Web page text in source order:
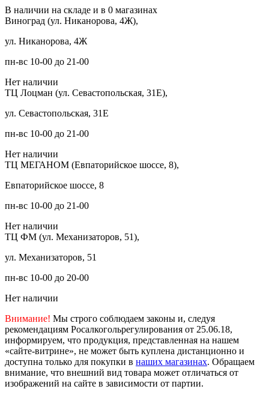
В наличии на складе и в 0 магазинах
Виноград (ул. Никанорова, 4Ж),
ул. Никанорова, 4Ж
пн-вс 10-00 до 21-00
Нет наличии
ТЦ Лоцман (ул. Севастопольская, 31Е),
ул. Севастопольская, 31Е
пн-вс 10-00 до 21-00
Нет наличии
ТЦ МЕГАНОМ (Евпаторийское шоссе, 8),
Евпаторийское шоссе, 8
пн-вс 10-00 до 21-00
Нет наличии
ТЦ ФМ (ул. Механизаторов, 51),
ул. Механизаторов, 51
пн-вс 10-00 до 20-00
Нет наличии
Внимание! Мы строго соблюдаем законы и, следуя
рекомендациям Росалкогольрегулирования от 25.06.18,
информируем, что продукция, представленная на нашем
«сайте-витрине», не может быть куплена дистанционно и
доступна только для покупки в наших магазинах. Обращаем
внимание, что внешний вид товара может отличаться от
изображений на сайте в зависимости от партии.